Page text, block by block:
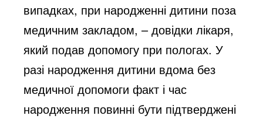
випадках, при народженні дитини поза
медичним закладом, – довідки лікаря,
який подав допомогу при пологах. У
разі народження дитини вдома без
медичної допомоги факт і час
народження повинні бути підтверджені